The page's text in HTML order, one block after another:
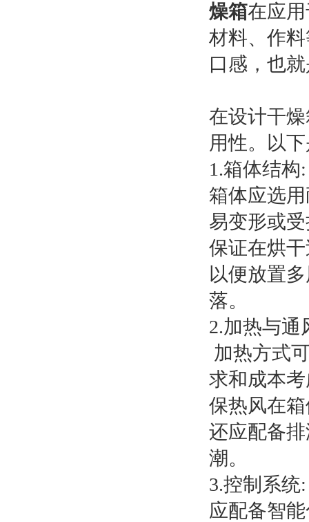
燥箱在应
材料、作
口感，也
在设计干
用性。以
1.箱体结构:
箱体应选
易变形或
保证在烘
以便放置
落。
2.加热与通
加热方式
求和成本
保热风在
还应配备
潮。
3.控制系统:
应配备智